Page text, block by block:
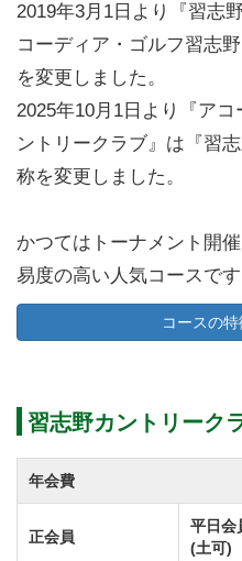
2019年3月1日より『習志
コーディア・ゴルフ習志
を変更しました。
2025年10月1日より『ア
ントリークラブ』は『習
称を変更しました。
かつてはトーナメント開
易度の高い人気コースです
日本プロや日本オープン
ンは昭和49年から24回連
されてきた格式高いチャ
コースメンテナンスの良
戦略性の高いレイアウト
力のひとつです。
コースの
習志野カントリーク
年会費
正会員
平日会
(土可)